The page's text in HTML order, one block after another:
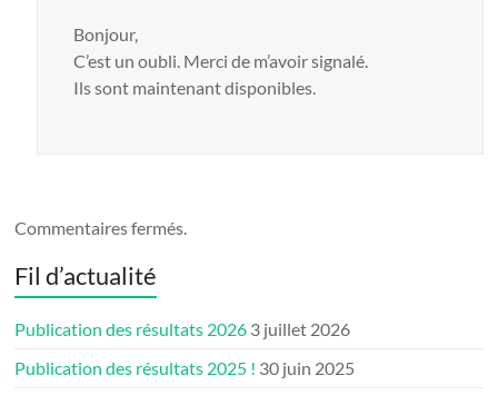
Bonjour,
C’est un oubli. Merci de m’avoir signalé.
Ils sont maintenant disponibles.
Commentaires fermés.
Fil d’actualité
Publication des résultats 2026 3 juillet 2026
Publication des résultats 2025 ! 30 juin 2025